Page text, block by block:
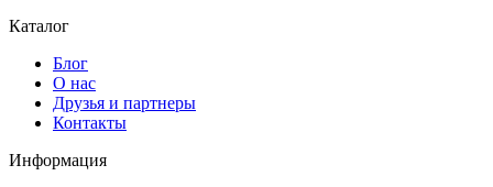
Каталог
Блог
О нас
Друзья и партнеры
Контакты
Информация